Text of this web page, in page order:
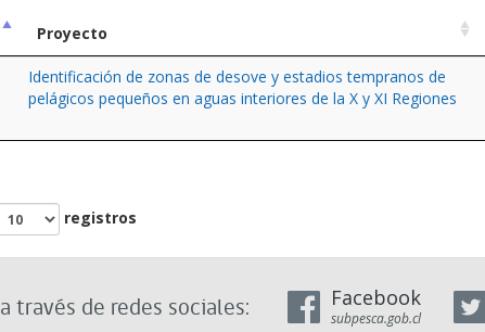
Proyecto
Identificación de zonas de desove y estadios tempranos de
pelágicos pequeños en aguas interiores de la X y XI Regiones
registros
a través de redes sociales: Facebook
subpesca.gob.cl